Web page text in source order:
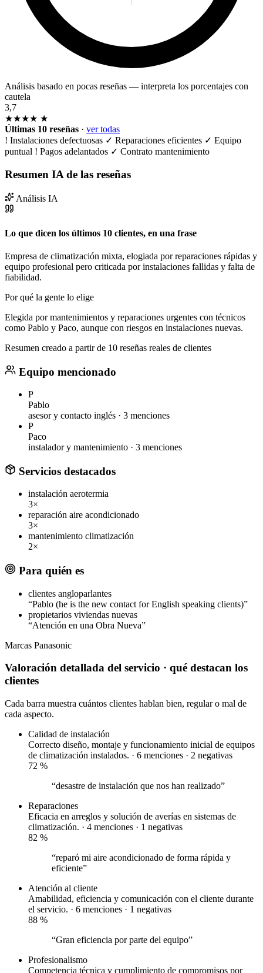
Análisis basado en pocas reseñas — interpreta los porcentajes con
cautela
3,7
★★★★ ★
Últimas 10 reseñas · ver todas
! Instalaciones defectuosas ✓ Reparaciones eficientes ✓ Equipo
puntual ! Pagos adelantados ✓ Contrato mantenimiento
Resumen IA de las reseñas
Análisis IA
Lo que dicen los últimos 10 clientes, en una frase
Empresa de climatización mixta, elogiada por reparaciones rápidas y
equipo profesional pero criticada por instalaciones fallidas y falta de
fiabilidad.
Por qué la gente lo elige
Elegida por mantenimientos y reparaciones urgentes con técnicos
como Pablo y Paco, aunque con riesgos en instalaciones nuevas.
Resumen creado a partir de 10 reseñas reales de clientes
Equipo mencionado
P
Pablo
asesor y contacto inglés · 3 menciones
P
Paco
instalador y mantenimiento · 3 menciones
Servicios destacados
instalación aerotermia
3×
reparación aire acondicionado
3×
mantenimiento climatización
2×
Para quién es
clientes angloparlantes
“Pablo (he is the new contact for English speaking clients)”
propietarios viviendas nuevas
“Atención en una Obra Nueva”
Marcas Panasonic
Valoración detallada del servicio · qué destacan los
clientes
Cada barra muestra cuántos clientes hablan bien, regular o mal de
cada aspecto.
Calidad de instalación
Correcto diseño, montaje y funcionamiento inicial de equipos
de climatización instalados. · 6 menciones · 2 negativas
72 %
“desastre de instalación que nos han realizado”
Reparaciones
Eficacia en arreglos y solución de averías en sistemas de
climatización. · 4 menciones · 1 negativas
82 %
“reparó mi aire acondicionado de forma rápida y
eficiente”
Atención al cliente
Amabilidad, eficiencia y comunicación con el cliente durante
el servicio. · 6 menciones · 1 negativas
88 %
“Gran eficiencia por parte del equipo”
Profesionalismo
Competencia técnica y cumplimiento de compromisos por